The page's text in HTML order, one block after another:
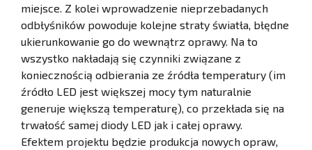
miejsce. Z kolei wprowadzenie nieprzebadanych
odbłyśników powoduje kolejne straty światła, błędne
ukierunkowanie go do wewnątrz oprawy. Na to
wszystko nakładają się czynniki związane z
koniecznością odbierania ze źródła temperatury (im
źródło LED jest większej mocy tym naturalnie
generuje większą temperaturę), co przekłada się na
trwałość samej diody LED jak i całej oprawy.
Efektem projektu będzie produkcja nowych opraw,